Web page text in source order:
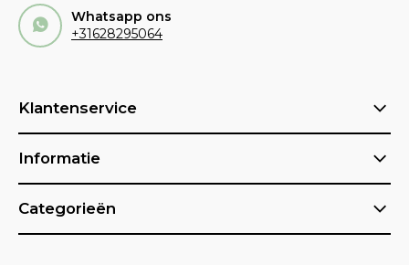
Whatsapp ons
+31628295064
Klantenservice
Informatie
Categorieën